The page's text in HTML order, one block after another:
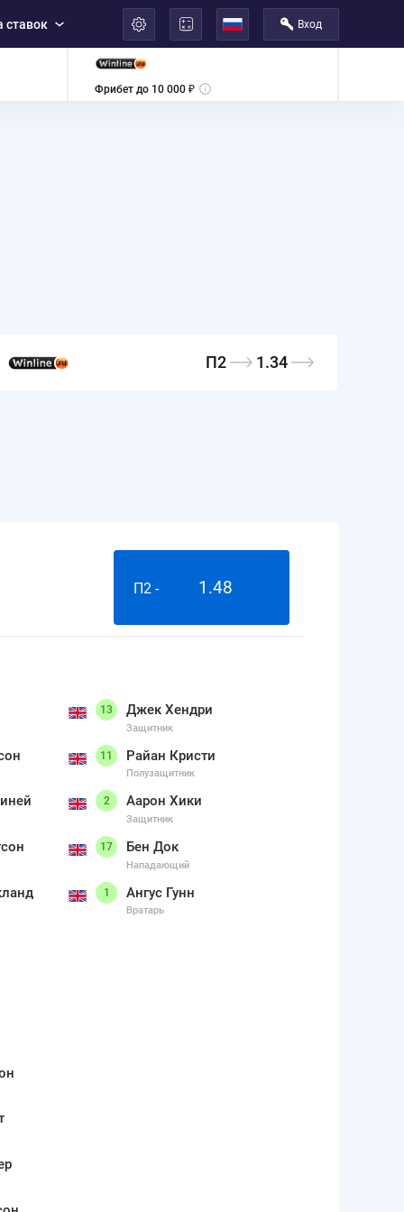
ставок Вход
Фрибет до 10 000 ₽
П2 1.34
П2 - 1.48
13 Джек Хендри
Защитник
11 Райан Кристи
Полузащитник
2 Аарон Хики
Защитник
17 Бен Док
Нападающий
1 Ангус Гунн
Вратарь